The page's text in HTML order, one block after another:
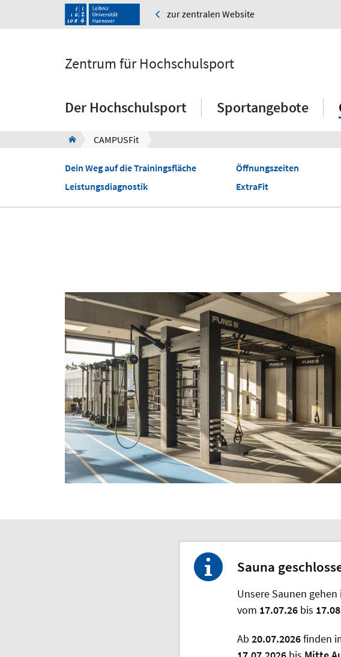
zur zentralen Website
Zentrum für Hochschulsport
Der Hochschulsport Sportangebote
CAMPUSFit
Dein Weg auf die Trainingsfläche
Leistungsdiagnostik
Öffnungszeiten
ExtraFit
Sauna
Unsere Saunen
vom 17.07.26 bis
Ab20.07.2026finden